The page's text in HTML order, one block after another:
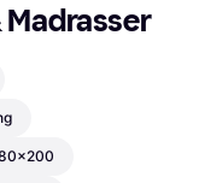
Madrasser